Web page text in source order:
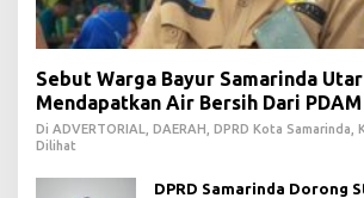
Sebut Warga Bayur Samarinda
Mendapatkan Air Bersih Dari PDAM
Di ADVERTORIAL, DAERAH, DPRD Kota Samarinda,
Dilihat
DPRD Samarinda Dorong